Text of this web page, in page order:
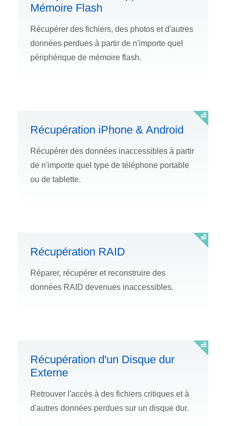
Mémoire Flash
Récupérer des fichiers, des photos et d'autres
données perdues à partir de n'importe quel
périphérique de mémoire flash.
Récupération iPhone & Android
Récupérer des données inaccessibles à partir
de n'importe quel type de téléphone portable
ou de tablette.
Récupération RAID
Réparer, récupérer et reconstruire des
données RAID devenues inaccessibles.
Récupération d'un Disque dur
Externe
Retrouver l'accès à des fichiers critiques et à
d'autres données perdues sur un disque dur.